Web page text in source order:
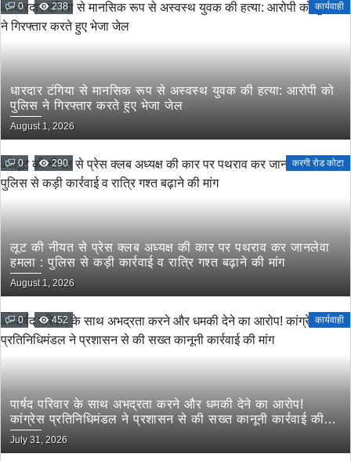
0 238 कार्यवाही
धारदार टंगिया से मानसिक रूप से अस्वस्थ युवक की हत्या: आरोपी को
पुलिस ने गिरफ्तार करते हुए भेजा जेल
August 1, 2026
0 290 करगी रोड कोटा
लूट की नीयत से प्रेस क्लब अध्यक्ष की कार पर पथराव कर जानलेवा
हमला : पुलिस से कड़ी कार्रवाई व रात्रि गश्त बढ़ाने की मांग
August 1, 2026
0 452 कार्यवाही
पार्षद परिवार के साथ अभद्रता करने और धमकी देने का आरोप!
कांग्रेस प्रतिनिधिमंडल ने प्रशासन से की सख्त कानूनी कार्रवाई की
मांग
July 31, 2026